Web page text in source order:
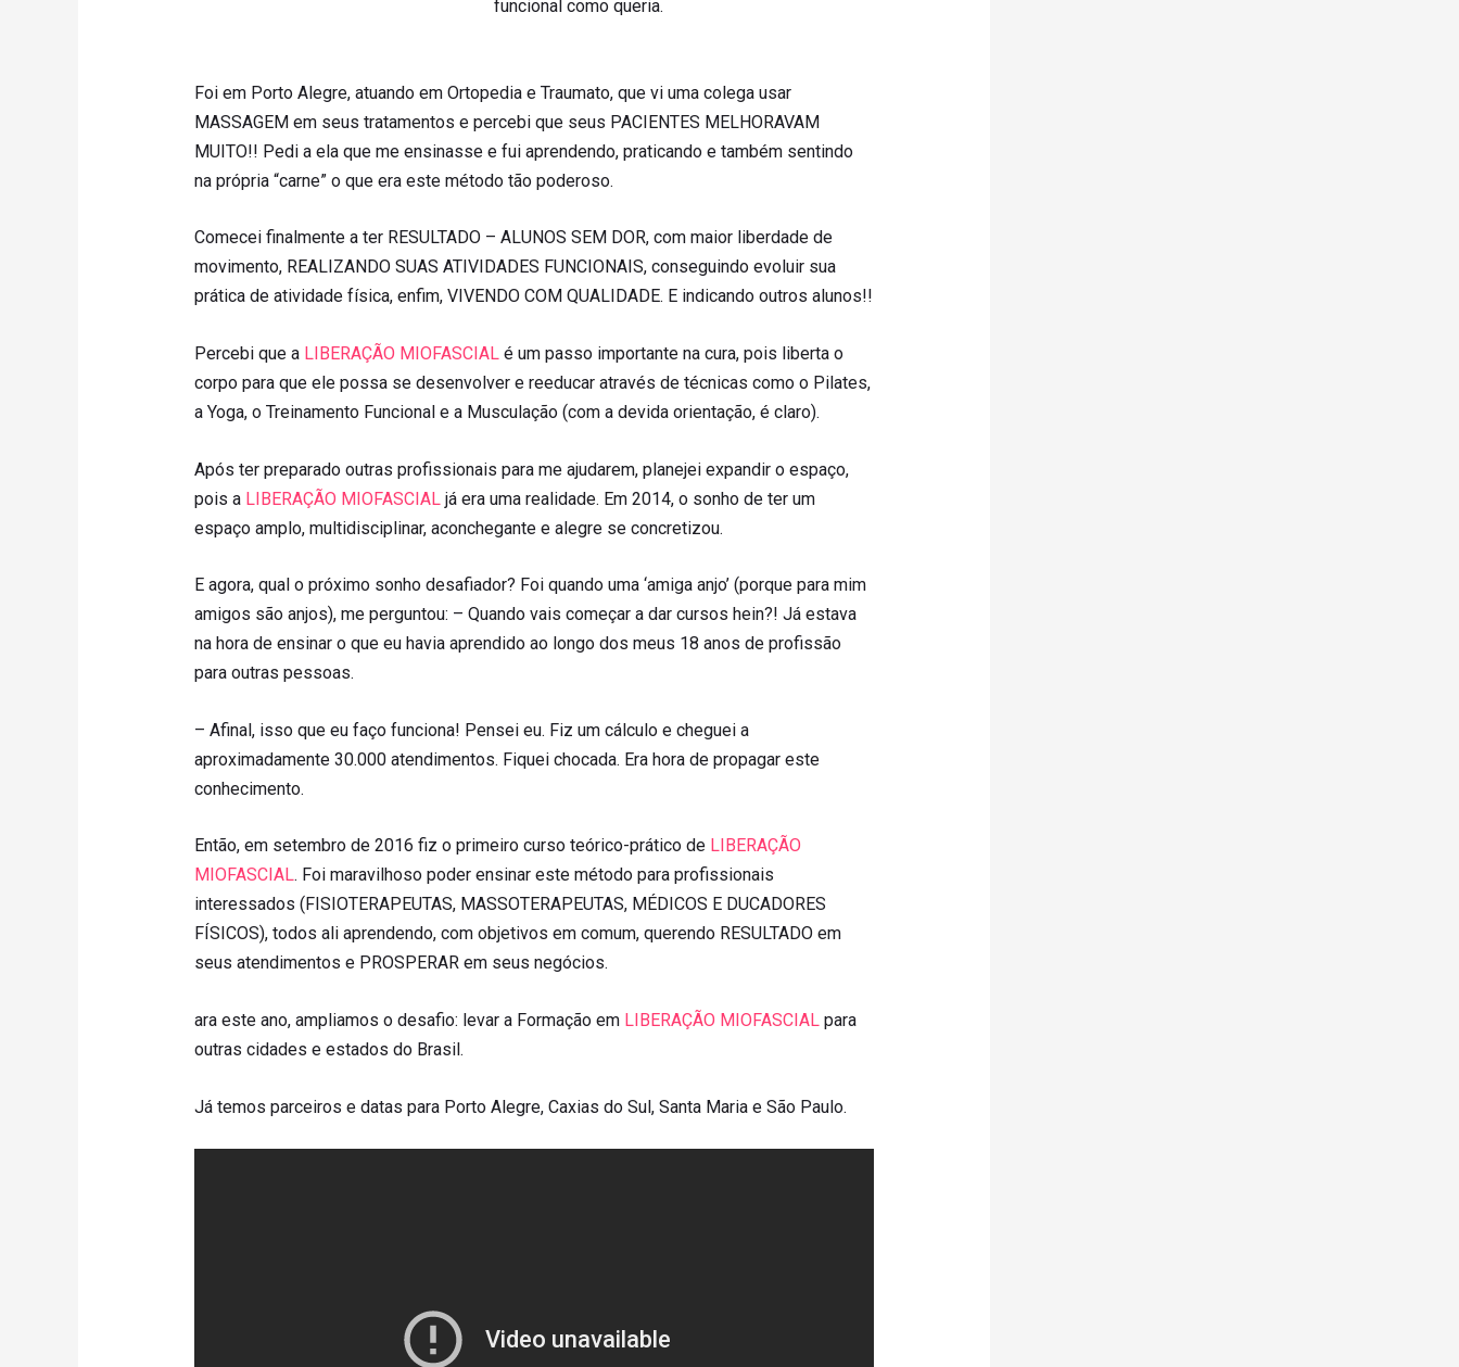
funcional como queria.
Foi em Porto Alegre, atuando em Ortopedia e Traumato, que vi uma colega usar
MASSAGEM em seus tratamentos e percebi que seus PACIENTES MELHORAVAM
MUITO!! Pedi a ela que me ensinasse e fui aprendendo, praticando e também sentindo
na própria “carne” o que era este método tão poderoso.
Comecei finalmente a ter RESULTADO – ALUNOS SEM DOR, com maior liberdade de
movimento, REALIZANDO SUAS ATIVIDADES FUNCIONAIS, conseguindo evoluir sua
prática de atividade física, enfim, VIVENDO COM QUALIDADE. E indicando outros alunos!!
Percebi que a LIBERAÇÃO MIOFASCIALé um passo importante na cura, pois liberta o
corpo para que ele possa se desenvolver e reeducar através de técnicas como o Pilates,
a Yoga, o Treinamento Funcional e a Musculação (com a devida orientação, é claro).
Após ter preparado outras profissionais para me ajudarem, planejei expandir o espaço,
pois a LIBERAÇÃO MIOFASCIALjá era uma realidade. Em 2014, o sonho de ter um
espaço amplo, multidisciplinar, aconchegante e alegre se concretizou.
E agora, qual o próximo sonho desafiador? Foi quando uma ‘amiga anjo’ (porque para mim
amigos são anjos), me perguntou: – Quando vais começar a dar cursos hein?! Já estava
na hora de ensinar o que eu havia aprendido ao longo dos meus 18 anos de profissão
para outras pessoas.
– Afinal, isso que eu faço funciona! Pensei eu. Fiz um cálculo e cheguei a
aproximadamente 30.000 atendimentos. Fiquei chocada. Era hora de propagar este
conhecimento.
Então, em setembro de 2016 fiz o primeiro curso teórico-prático de LIBERAÇÃO
MIOFASCIAL. Foi maravilhoso poder ensinar este método para profissionais
interessados (FISIOTERAPEUTAS, MASSOTERAPEUTAS, MÉDICOS E DUCADORES
FÍSICOS), todos ali aprendendo, com objetivos em comum, querendo RESULTADO em
seus atendimentos e PROSPERAR em seus negócios.
ara este ano, ampliamos o desafio: levar a Formação em LIBERAÇÃO MIOFASCIALpara
outras cidades e estados do Brasil.
Já temos parceiros e datas para Porto Alegre, Caxias do Sul, Santa Maria e São Paulo.